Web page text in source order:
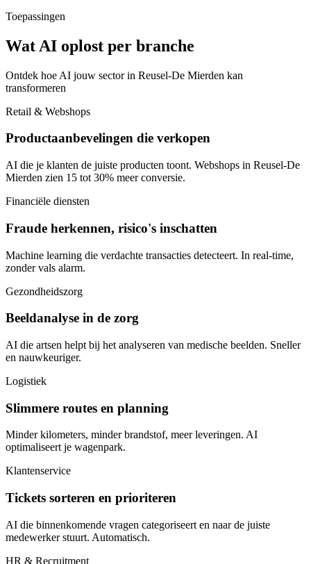
Toepassingen
Wat AI oplost per branche
Ontdek hoe AI jouw sector in Reusel-De Mierden kan
transformeren
Retail & Webshops
Productaanbevelingen die verkopen
AI die je klanten de juiste producten toont. Webshops in Reusel-De
Mierden zien 15 tot 30% meer conversie.
Financiële diensten
Fraude herkennen, risico's inschatten
Machine learning die verdachte transacties detecteert. In real-time,
zonder vals alarm.
Gezondheidszorg
Beeldanalyse in de zorg
AI die artsen helpt bij het analyseren van medische beelden. Sneller
en nauwkeuriger.
Logistiek
Slimmere routes en planning
Minder kilometers, minder brandstof, meer leveringen. AI
optimaliseert je wagenpark.
Klantenservice
Tickets sorteren en prioriteren
AI die binnenkomende vragen categoriseert en naar de juiste
medewerker stuurt. Automatisch.
HR & Recruitment